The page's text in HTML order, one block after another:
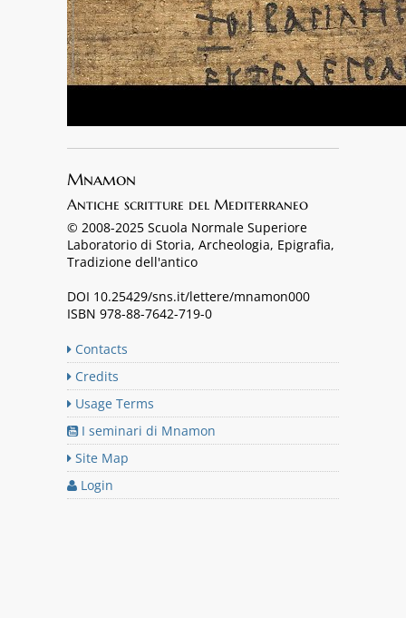
Mnamon
Antiche scritture del Mediterraneo
© 2008-2025 Scuola Normale Superiore
Laboratorio di Storia, Archeologia, Epigrafia,
Tradizione dell'antico
DOI 10.25429/sns.it/lettere/mnamon000
ISBN 978-88-7642-719-0
Contacts
Credits
Usage Terms
I seminari di Mnamon
Site Map
Login